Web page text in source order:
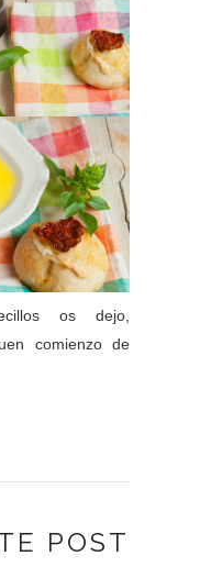
os dejo,
comienzo de
POST